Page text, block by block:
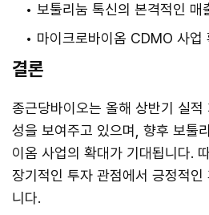
보툴리눔 톡신의 본격적인 매
마이크로바이옴 CDMO 사업
결론
종근당바이오는 올해 상반기 실
성을 보여주고 있으며, 향후 보툴
이옴 사업의 확대가 기대됩니다.
장기적인 투자 관점에서 긍정적
니다.